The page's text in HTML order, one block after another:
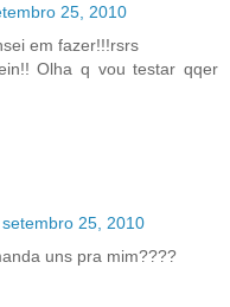
25, 2010
em fazer!!!rsrs
Olha q vou testar qqer
25, 2010
uns pra mim????